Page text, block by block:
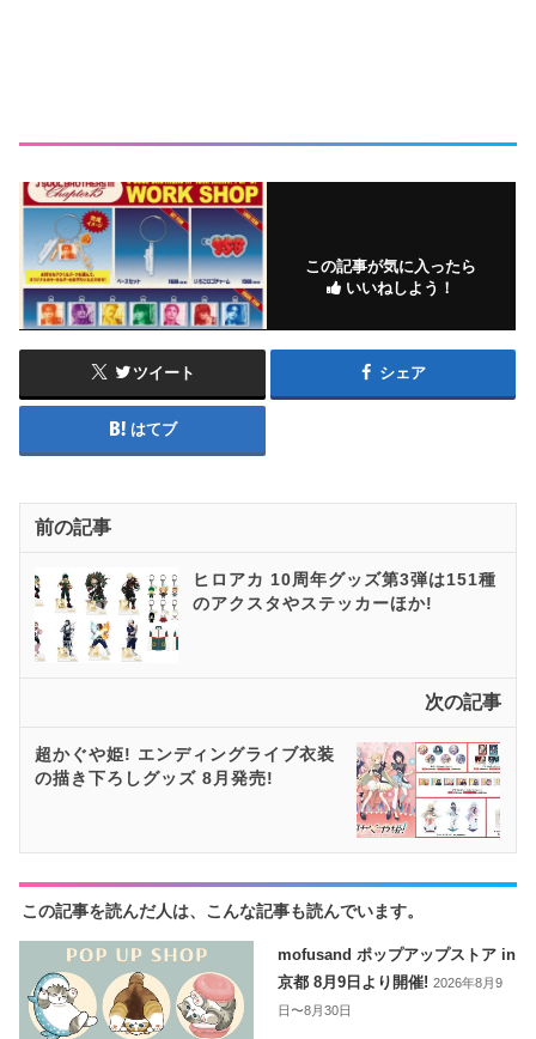
この記事が気に入ったら
いいねしよう！
ツイート シェア
はてブ
前の記事
ヒロアカ 10周年グッズ第3弾は151種
のアクスタやステッカーほか!
次の記事
超かぐや姫! エンディングライブ衣装
の描き下ろしグッズ 8月発売!
この記事を読んだ人は、こんな記事も読んでいます。
mofusand ポップアップストア in
京都 8月9日より開催!2026年8月9
日〜8月30日